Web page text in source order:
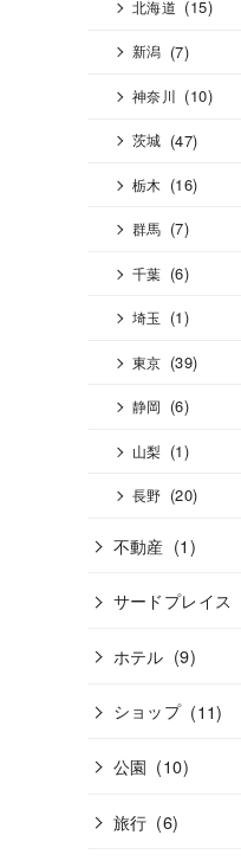
北海道 (15)
新潟 (7)
神奈川 (10)
茨城 (47)
栃木 (16)
群馬 (7)
千葉 (6)
埼玉 (1)
東京 (39)
静岡 (6)
山梨 (1)
長野 (20)
不動産 (1)
サードプレイス
ホテル (9)
ショップ (11)
公園 (10)
旅行 (6)